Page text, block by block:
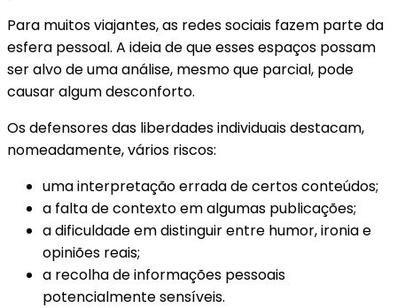
Para muitos viajantes, as redes sociais fazem parte da
esfera pessoal. A ideia de que esses espaços possam
ser alvo de uma análise, mesmo que parcial, pode
causar algum desconforto.
Os defensores das liberdades individuais destacam,
nomeadamente, vários riscos:
uma interpretação errada de certos conteúdos;
a falta de contexto em algumas publicações;
a dificuldade em distinguir entre humor, ironia e
opiniões reais;
a recolha de informações pessoais
potencialmente sensíveis.